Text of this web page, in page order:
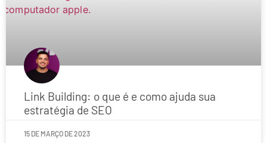
Link Building: o que é e como ajuda sua
estratégia de SEO
15 DE MARÇO DE 2023